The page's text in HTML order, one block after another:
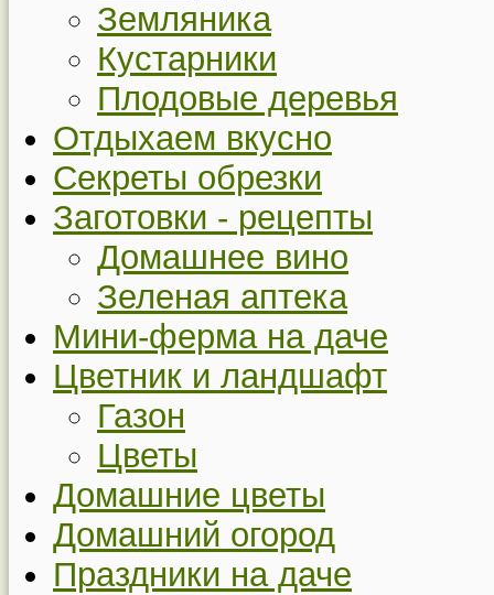
Земляника
Кустарники
Плодовые деревья
Отдыхаем вкусно
Секреты обрезки
Заготовки - рецепты
Домашнее вино
Зеленая аптека
Мини-ферма на даче
Цветник и ландшафт
Газон
Цветы
Домашние цветы
Домашний огород
Праздники на даче